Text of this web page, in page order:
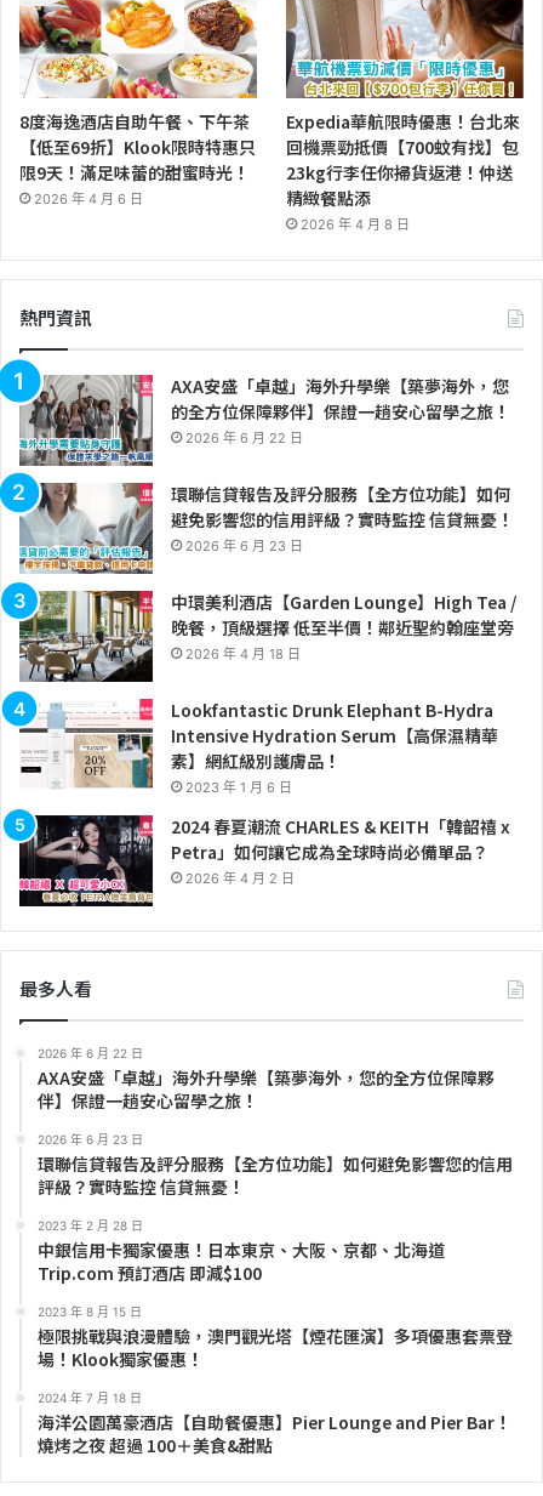
8度海逸酒店自助午餐、下午茶
【低至69折】Klook限時特惠只
限9天！滿足味蕾的甜蜜時光！
2026 年 4 月 6 日
Expedia華航限時優惠！台北來
回機票勁抵價【700蚊有找】包
23kg行李任你掃貨返港！仲送
精緻餐點添
2026 年 4 月 8 日
熱門資訊
AXA安盛「卓越」海外升學樂【築夢海外，您
的全方位保障夥伴】保證一趟安心留學之旅！
2026 年 6 月 22 日
環聯信貸報告及評分服務【全方位功能】如何
避免影響您的信用評級？實時監控 信貸無憂！
2026 年 6 月 23 日
中環美利酒店【Garden Lounge】High Tea /
晚餐，頂級選擇 低至半價！鄰近聖約翰座堂旁
2026 年 4 月 18 日
Lookfantastic Drunk Elephant B-Hydra
Intensive Hydration Serum【高保濕精華
素】網紅級別護膚品！
2023 年 1 月 6 日
2024 春夏潮流 CHARLES & KEITH「韓韶禧 x
Petra」如何讓它成為全球時尚必備單品？
2026 年 4 月 2 日
最多人看
2026 年 6 月 22 日
AXA安盛「卓越」海外升學樂【築夢海外，您的全方位保障夥
伴】保證一趟安心留學之旅！
2026 年 6 月 23 日
環聯信貸報告及評分服務【全方位功能】如何避免影響您的信用
評級？實時監控 信貸無憂！
2023 年 2 月 28 日
中銀信用卡獨家優惠！日本東京、大阪、京都、北海道
Trip.com 預訂酒店 即減$100
2023 年 8 月 15 日
極限挑戰與浪漫體驗，澳門觀光塔【煙花匯演】多項優惠套票登
場！Klook獨家優惠！
2024 年 7 月 18 日
海洋公園萬豪酒店【自助餐優惠】Pier Lounge and Pier Bar！
燒烤之夜 超過 100＋美食&甜點